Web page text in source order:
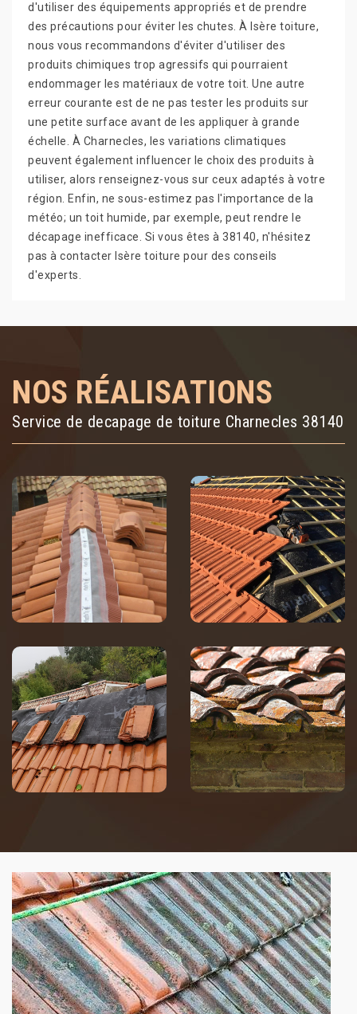
d'utiliser des équipements appropriés et de prendre
des précautions pour éviter les chutes. À Isère toiture,
nous vous recommandons d'éviter d'utiliser des
produits chimiques trop agressifs qui pourraient
endommager les matériaux de votre toit. Une autre
erreur courante est de ne pas tester les produits sur
une petite surface avant de les appliquer à grande
échelle. À Charnecles, les variations climatiques
peuvent également influencer le choix des produits à
utiliser, alors renseignez-vous sur ceux adaptés à votre
région. Enfin, ne sous-estimez pas l'importance de la
météo; un toit humide, par exemple, peut rendre le
décapage inefficace. Si vous êtes à 38140, n'hésitez
pas à contacter Isère toiture pour des conseils
d'experts.
NOS RÉALISATIONS
Service de decapage de toiture Charnecles 38140